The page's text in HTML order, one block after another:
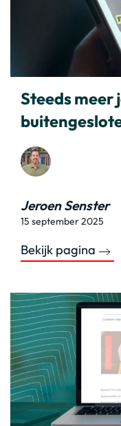
Steeds meer
Jeroen Senster
15 september 2025
Bekijk pagina